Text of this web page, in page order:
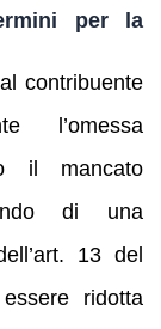
per la
contribuente
l’omessa
il mancato
di una
13 del
ridotta